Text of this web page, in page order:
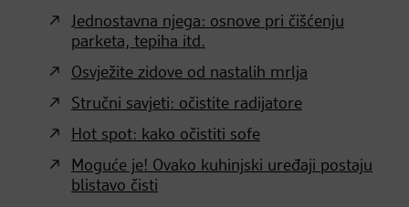
Jednostavna njega: osnove pri čišćenju
parketa, tepiha itd.
Osvježite zidove od nastalih mrlja
Stručni savjeti: očistite radijatore
Hot spot: kako očistiti sofe
Moguće je! Ovako kuhinjski uređaji postaju
blistavo čisti